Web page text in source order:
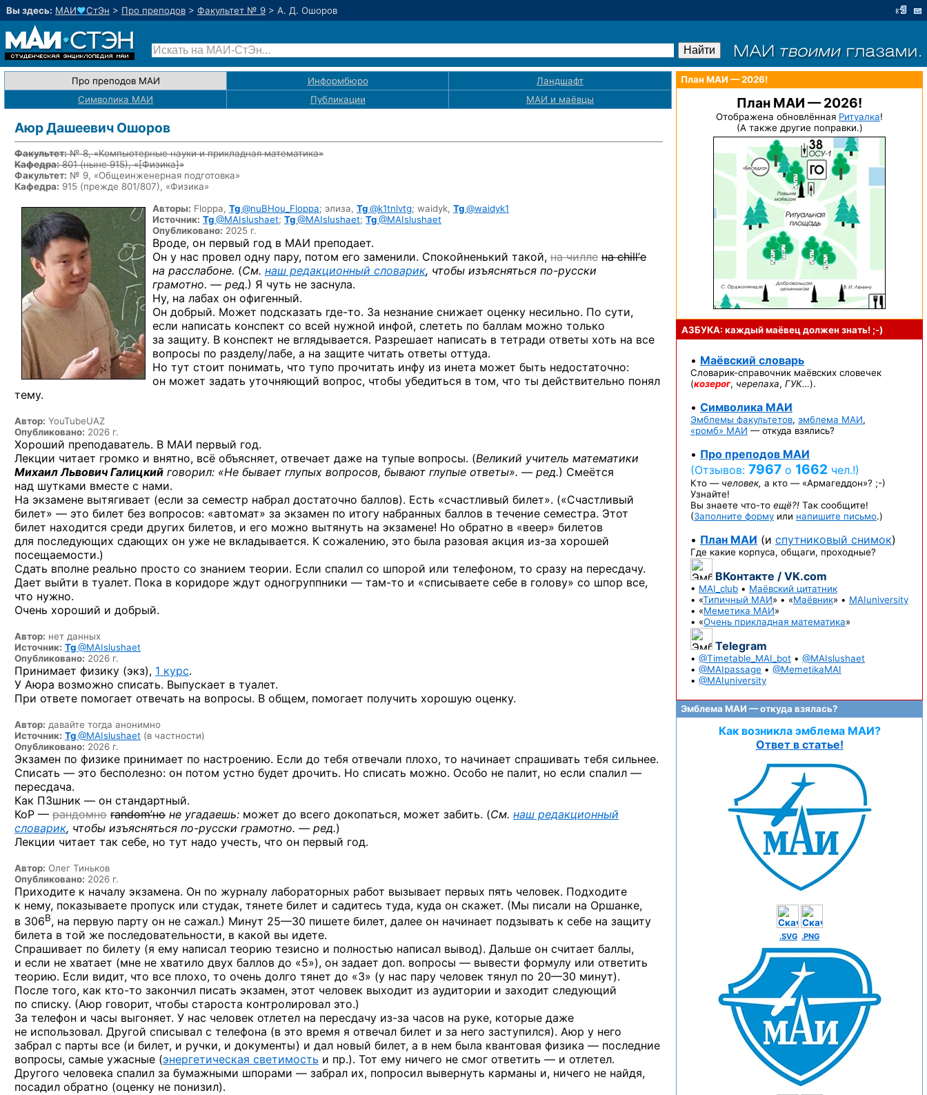
Вы здесь: МАИ♥СтЭн > Про преподов > Факультет № 9 > А. Д. Ошоров
Про преподов МАИ Информбюро
Ландшафт
Символика МАИ
Публикации МАИ и маёвцы
Аюр Дашеевич Ошоров
Факультет:№ 8, «Компьютерные науки и прикладная математика»
Кафедра:801(ныне 915), «[Физика]»
Факультет: № 9, «Общеинженерная подготовка»
Кафедра: 915 (прежде 801/807), «Физика»
Авторы: Floppa, Tg@nuBHou_Floppa; элиза, Tg@k1tnlvtg; waidyk, Tg@waidyk1
Источник: Tg@MAIslushaet; Tg@MAIslushaet; Tg@MAIslushaet
Опубликовано: 2025 г.
Вроде, он первый год в МАИ преподает.
Он у нас провел одну пару, потом его заменили. Спокойненький такой, на чилле на chill’е
на расслабоне. (См. наш редакционный словарик, чтобы изъясняться по-русски
грамотно. — ред.) Я чуть не заснула.
Ну, на лабах он офигенный.
Он добрый. Может подсказать где-то. За незнание снижает оценку несильно. По сути,
если написать конспект со всей нужной инфой, слететь по баллам можно только
за защиту. В конспект не вглядывается. Разрешает написать в тетради ответы хоть на все
вопросы по разделу/лабе, а на защите читать ответы оттуда.
Но тут стоит понимать, что тупо прочитать инфу из инета может быть недостаточно:
он может задать уточняющий вопрос, чтобы убедиться в том, что ты действительно понял
тему.
Автор: YouTubeUAZ
Опубликовано: 2026 г.
Хороший преподаватель. В МАИ первый год.
Лекции читает громко и внятно, всё объясняет, отвечает даже на тупые вопросы. (Великий учитель математики
Михаил Львович Галицкий говорил: «Не бывает глупых вопросов, бывают глупые ответы». — ред.) Смеётся
над шутками вместе с нами.
На экзамене вытягивает (если за семестр набрал достаточно баллов). Есть «счастливый билет». («Счастливый
билет» — это билет без вопросов: «автомат» за экзамен по итогу набранных баллов в течение семестра. Этот
билет находится среди других билетов, и его можно вытянуть на экзамене! Но обратно в «веер» билетов
для последующих сдающих он уже не вкладывается. К сожалению, это была разовая акция из-за хорошей
посещаемости.)
Сдать вполне реально просто со знанием теории. Если спалил со шпорой или телефоном, то сразу на пересдачу.
Дает выйти в туалет. Пока в коридоре ждут одногруппники — там-то и «списываете себе в голову» со шпор все,
что нужно.
Очень хороший и добрый.
Автор: нет данных
Источник: Tg@MAIslushaet
Опубликовано: 2026 г.
Принимает физику (экз), 1 курс.
У Аюра возможно списать. Выпускает в туалет.
При ответе помогает отвечать на вопросы. В общем, помогает получить хорошую оценку.
Автор: давайте тогда анонимно
Источник: Tg@MAIslushaet (в частности)
Опубликовано: 2026 г.
Экзамен по физике принимает по настроению. Если до тебя отвечали плохо, то начинает спрашивать тебя сильнее.
Списать — это бесполезно: он потом устно будет дрочить. Но списать можно. Особо не палит, но если спалил —
пересдача.
Как ПЗшник — он стандартный.
КоР — рандомно random’но не угадаешь: может до всего докопаться, может забить. (См. наш редакционный
словарик, чтобы изъясняться по-русски грамотно. — ред.)
Лекции читает так себе, но тут надо учесть, что он первый год.
Автор: Олег Тиньков
Опубликовано: 2026 г.
Приходите к началу экзамена. Он по журналу лабораторных работ вызывает первых пять человек. Подходите
к нему, показываете пропуск или студак, тянете билет и садитесь туда, куда он скажет. (Мы писали на Оршанке,
в 306В, на первую парту он не сажал.) Минут 25—30 пишете билет, далее он начинает подзывать к себе на защиту
билета в той же последовательности, в какой вы идете.
Спрашивает по билету (я ему написал теорию тезисно и полностью написал вывод). Дальше он считает баллы,
и если не хватает (мне не хватило двух баллов до «5»), он задает доп. вопросы — вывести формулу или ответить
теорию. Если видит, что все плохо, то очень долго тянет до «3» (у нас пару человек тянул по 20—30 минут).
После того, как кто-то закончил писать экзамен, этот человек выходит из аудитории и заходит следующий
по списку. (Аюр говорит, чтобы староста контролировал это.)
За телефон и часы выгоняет. У нас человек отлетел на пересдачу из-за часов на руке, которые даже
не использовал. Другой списывал с телефона (в это время я отвечал билет и за него заступился). Аюр у него
забрал с парты все (и билет, и ручки, и документы) и дал новый билет, а в нем была квантовая физика — последние
вопросы, самые ужасные (энергетическая светимость и пр.). Тот ему ничего не смог ответить — и отлетел.
Другого человека спалил за бумажными шпорами — забрал их, попросил вывернуть карманы и, ничего не найдя,
посадил обратно (оценку не понизил).
План МАИ — 2026!
План МАИ — 2026!
Отображена обновлённая Ритуалка!
(А также другие поправки.)
АЗБУКА: каждый маёвец должензнать! ;-)
• Маёвский словарь
Словарик-справочник маёвских словечек
(козерог, черепаха, ГУК…).
• Символика МАИ
Эмблемы факультетов, эмблема МАИ,
«ромб» МАИ — откуда взялись?
• Про преподов МАИ
(Отзывов: 7967 о 1662 чел.!)
Кто — человек, а кто — «Армагеддон»? ;-)
Узнайте!
Вы знаете что-то ещё?! Так сообщите!
(Заполните форму или напишите письмо.)
• План МАИ (и спутниковый снимок)
Где какие корпуса, общаги, проходные?
ВКонтакте / VK.com
• MAI_club • Маёвский цитатник
• «Типичный МАИ» • «Маёвник» • MAIuniversity
• «Меметика МАИ»
• «Очень прикладная математика»
Telegram
• @Timetable_MAI_bot • @MAIslushaet
• @MAIpassage • @MemetikaMAI
• @MAIuniversity
Эмблема МАИ — откуда взялась?
Как возникла эмблема МАИ?
Ответ в статье!
.SVG .PNG